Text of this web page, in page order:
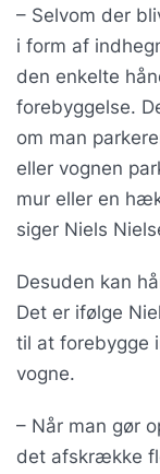
– Selvom der
i form af
den enkelte
forebyggelse.
om man
eller vognen
mur eller en
siger Niels
Desuden kan
Det er ifølge
til at forebygge
vogne.
– Når man gør
det afskrække